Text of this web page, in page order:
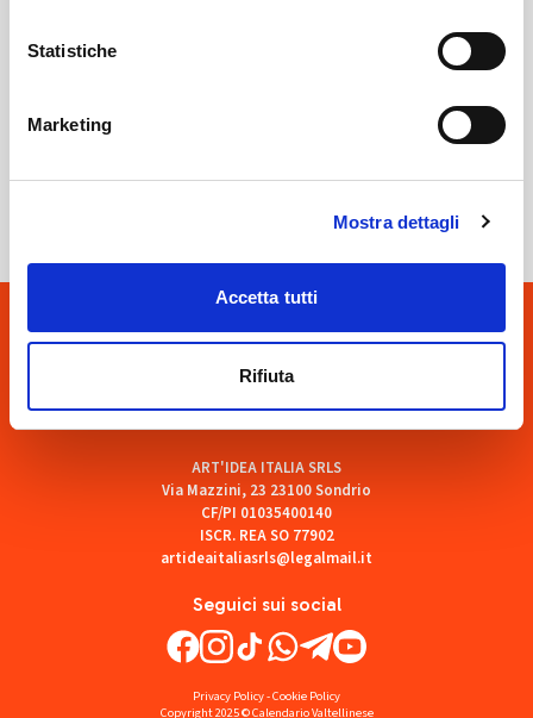
Statistiche
Marketing
Mostra dettagli
Accetta tutti
Rifiuta
SOF Società Onoranze Funebri
Seguici sui social
ART'IDEA ITALIA SRLS
Via Mazzini, 23 23100 Sondrio
CF/PI 01035400140
ISCR. REA SO 77902
artideaitaliasrls@legalmail.it
Privacy Policy-Cookie Policy
Copyright 2025 © Calendario Valtellinese